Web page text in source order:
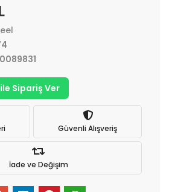
Sipariş Ver
Güvenli Alışveriş
İade ve Değişim